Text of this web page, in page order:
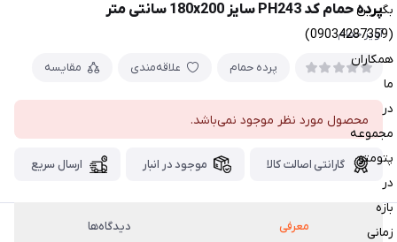
بگیرین
(09034287359)
همکاران
ما
در
مجموعه
پتومتو
در
بازه
زمانی
پرده حمام کد PH243 سایز 180x200 سانتی متر
آویز حمام
پرده حمام علاقه‌مندی مقایسه
محصول مورد نظر موجود نمی‌باشد.
گارانتی اصالت کالا موجود در انبار ارسال سریع
معرفی دیدگاه‌ها